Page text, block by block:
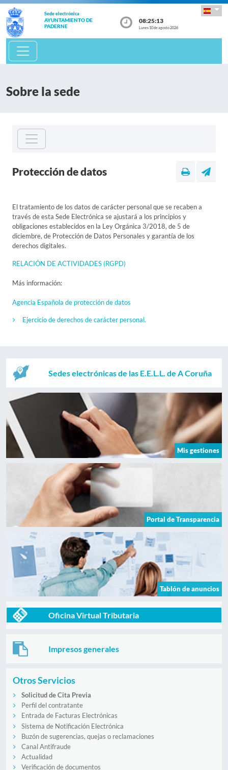
Sede electrónica
AYUNTAMIENTO DE
PADERNE
08:25:13
Lunes 10 de agosto 2026
Sobre la sede
Protección de datos
El tratamiento de los datos de carácter personal que se recaben a
través de esta Sede Electrónica se ajustará a los principios y
obligaciones establecidos en la Ley Orgánica 3/2018, de 5 de
diciembre, de Protección de Datos Personales y garantía de los
derechos digitales.
RELACIÓN DE ACTIVIDADES (RGPD)
Más información:
Agencia Española de protección de datos
Ejercicio de derechos de carácter personal.
Sedes electrónicas de las E.E.L.L. de A Coruña
Mis gestiones
Portal de Transparencia
Tablón de anuncios
Oficina Virtual Tributaria
Impresos generales
Otros Servicios
Solicitud de Cita Previa
Perfil del contratante
Entrada de Facturas Electrónicas
Sistema de Notificación Electrónica
Buzón de sugerencias, quejas o reclamaciones
Canal Antifraude
Actualidad
Verificación de documentos